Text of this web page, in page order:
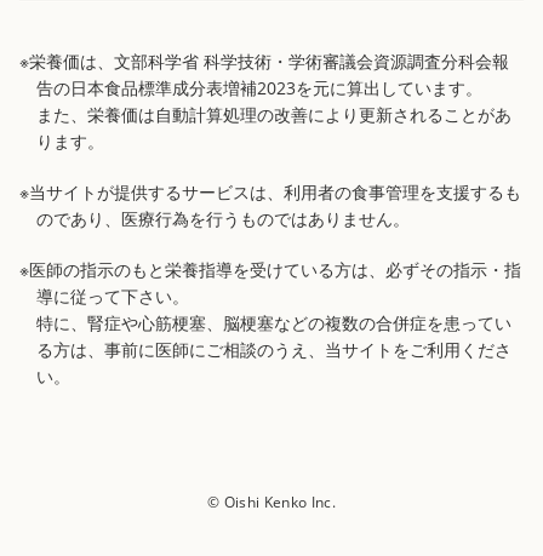
※栄養価は、文部科学省 科学技術・学術審議会資源調査分科会報
告の日本食品標準成分表増補2023を元に算出しています。
また、栄養価は自動計算処理の改善により更新されることがあ
ります。
※当サイトが提供するサービスは、利用者の食事管理を支援するも
のであり、医療行為を行うものではありません。
※医師の指示のもと栄養指導を受けている方は、必ずその指示・指
導に従って下さい。
特に、腎症や心筋梗塞、脳梗塞などの複数の合併症を患ってい
る方は、事前に医師にご相談のうえ、当サイトをご利用くださ
い。
© Oishi Kenko Inc.